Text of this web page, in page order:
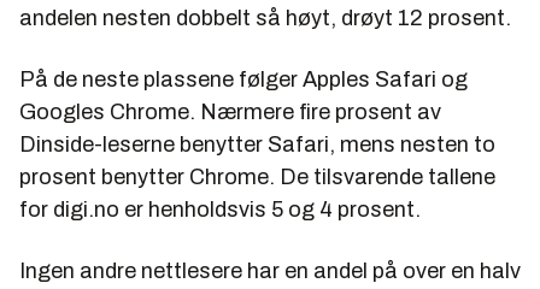
andelen nesten dobbelt så høyt, drøyt 12 prosent.
På de neste plassene følger Apples Safari og
Googles Chrome. Nærmere fire prosent av
Dinside-leserne benytter Safari, mens nesten to
prosent benytter Chrome. De tilsvarende tallene
for digi.no er henholdsvis 5 og 4 prosent.
Ingen andre nettlesere har en andel på over en halv